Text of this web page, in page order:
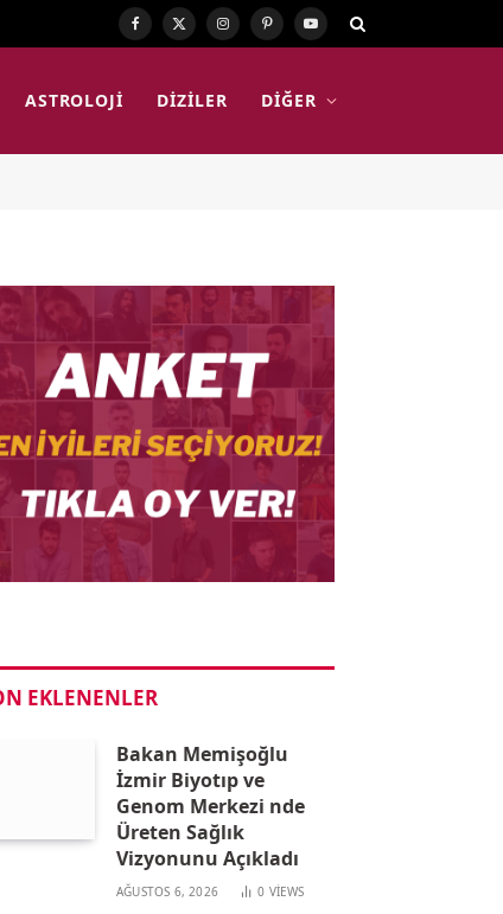
Facebook
X
Instagram
PinterestYouTube
ASTROLOJI DIZILER DIĞER
EKLENENLER
Bakan Memişoğlu
İzmir Biyotıp ve
Genom Merkezi nde
Üreten Sağlık
Vizyonunu Açıkladı
AĞUSTOS 6, 2026 0 VIEWS